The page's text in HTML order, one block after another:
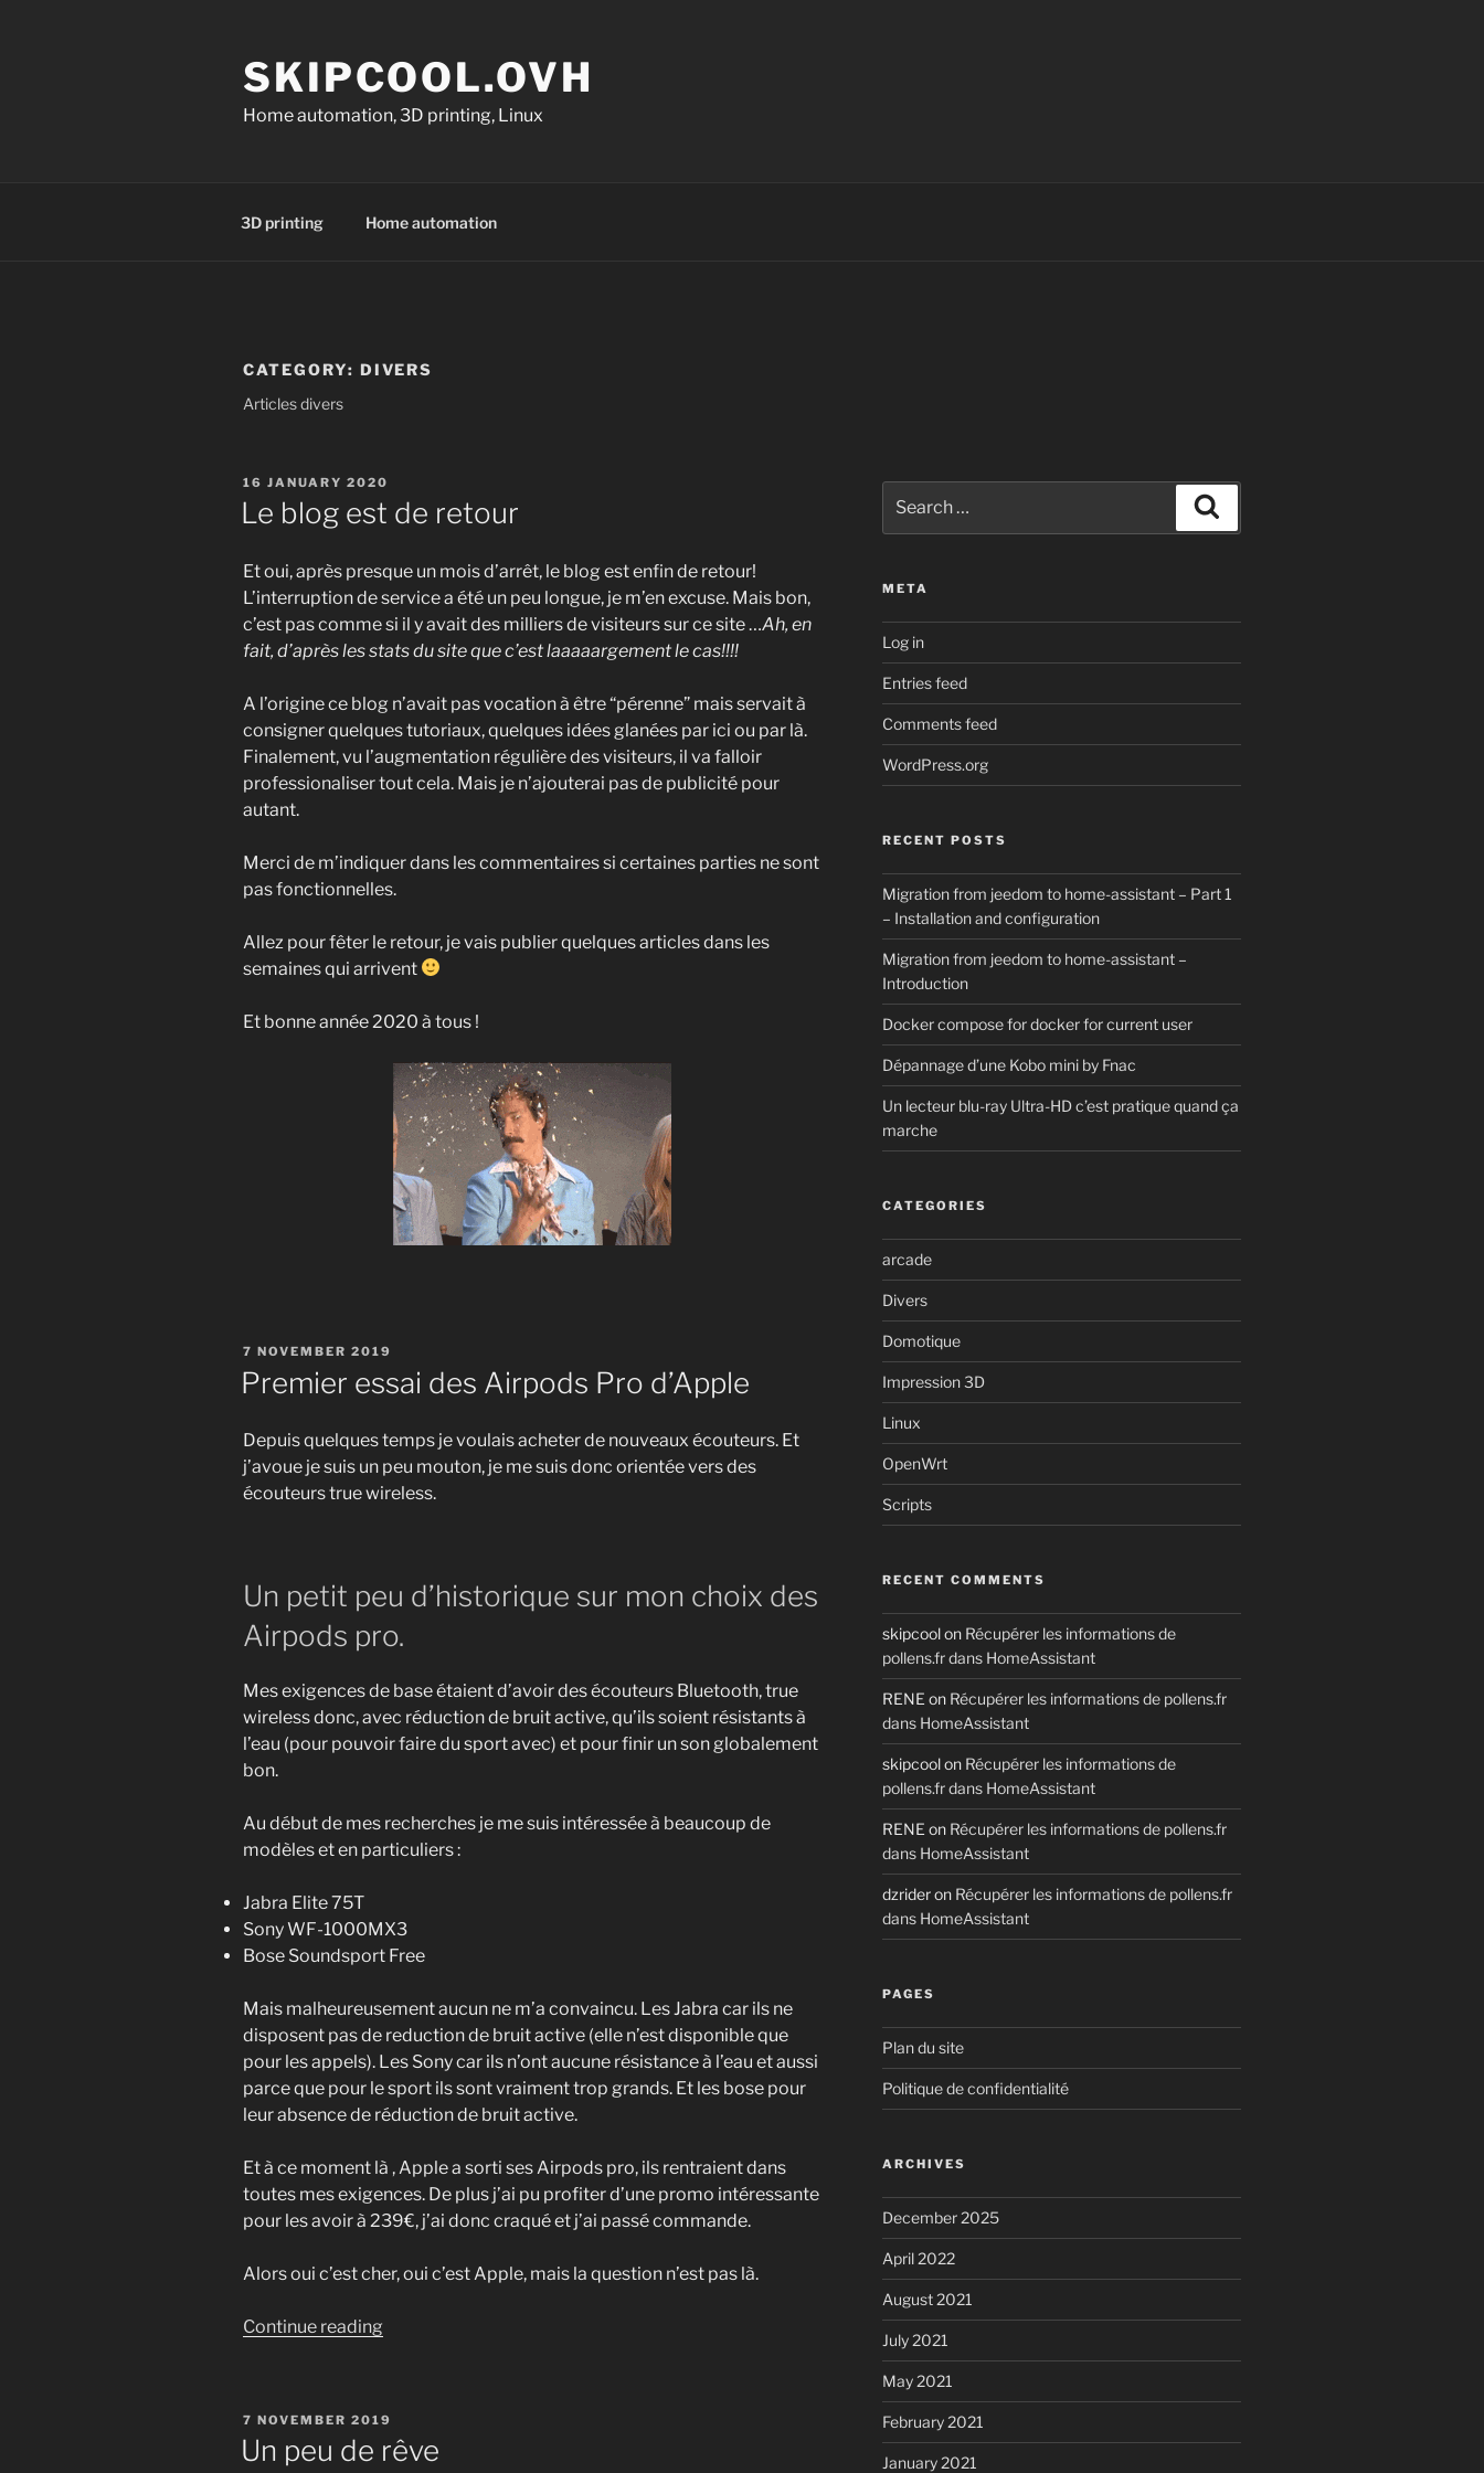
SKIPCOOL.OVH
Home automation, 3D printing, Linux
3D printing Home automation
CATEGORY: DIVERS
Articles divers
POSTED
ON
16 JANUARY 2020
Le blog est de retour
Et oui, après presque un mois d’arrêt, le blog est enfin de retour!
L’interruption de service a été un peu longue, je m’en excuse. Mais bon,
c’est pas comme si il y avait des milliers de visiteurs sur ce site …Ah, en
fait, d’après les stats du site que c’est laaaaargement le cas!!!!
A l’origine ce blog n’avait pas vocation à être “pérenne” mais servait à
consigner quelques tutoriaux, quelques idées glanées par ici ou par là.
Finalement, vu l’augmentation régulière des visiteurs, il va falloir
professionaliser tout cela. Mais je n’ajouterai pas de publicité pour
autant.
Merci de m’indiquer dans les commentaires si certaines parties ne sont
pas fonctionnelles.
Allez pour fêter le retour, je vais publier quelques articles dans les
semaines qui arrivent
Et bonne année 2020 à tous !
POSTED
7 NOVEMBER 2019
Premier essai des Airpods Pro d’Apple
Depuis quelques temps je voulais acheter de nouveaux écouteurs. Et
j’avoue je suis un peu mouton, je me suis donc orientée vers des
écouteurs true wireless.
Un petit peu d’historique sur mon choix des
Airpods pro.
Mes exigences de base étaient d’avoir des écouteurs Bluetooth, true
wireless donc, avec réduction de bruit active, qu’ils soient résistants à
l’eau (pour pouvoir faire du sport avec) et pour finir un son globalement
bon.
Au début de mes recherches je me suis intéressée à beaucoup de
modèles et en particuliers :
Jabra Elite 75T
Sony WF-1000MX3
Bose Soundsport Free
Mais malheureusement aucun ne m’a convaincu. Les Jabra car ils ne
disposent pas de reduction de bruit active (elle n’est disponible que
pour les appels). Les Sony car ils n’ont aucune résistance à l’eau et aussi
parce que pour le sport ils sont vraiment trop grands. Et les bose pour
leur absence de réduction de bruit active.
Et à ce moment là , Apple a sorti ses Airpods pro, ils rentraient dans
toutes mes exigences. De plus j’ai pu profiter d’une promo intéressante
pour les avoir à 239€, j’ai donc craqué et j’ai passé commande.
Alors oui c’est cher, oui c’est Apple, mais la question n’est pas là.
Continue reading
Pro
d’Apple”
POSTED
ON
7 NOVEMBER 2019
Un peu de rêve
for:
META
Log in
Entries feed
Comments feed
WordPress.org
RECENT POSTS
Migration from jeedom to home-assistant – Part 1
– Installation and configuration
Migration from jeedom to home-assistant –
Introduction
Docker compose for docker for current user
Dépannage d’une Kobo mini by Fnac
Un lecteur blu-ray Ultra-HD c’est pratique quand ça
marche
CATEGORIES
arcade
Divers
Domotique
Impression 3D
Linux
OpenWrt
Scripts
RECENT COMMENTS
skipcoolon Récupérer les informations de
pollens.fr dans HomeAssistant
RENE on Récupérer les informations de pollens.fr
dans HomeAssistant
skipcoolon Récupérer les informations de
pollens.fr dans HomeAssistant
RENE on Récupérer les informations de pollens.fr
dans HomeAssistant
dzrideron Récupérer les informations de pollens.fr
dans HomeAssistant
PAGES
Plan du site
Politique de confidentialité
ARCHIVES
December 2025
April 2022
August 2021
July 2021
May 2021
February 2021
January 2021